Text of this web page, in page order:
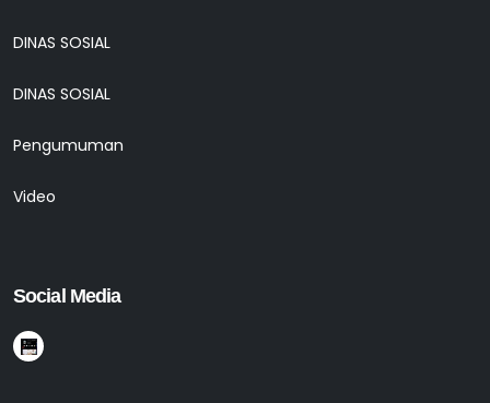
DINAS SOSIAL
DINAS SOSIAL
Pengumuman
Video
Social Media